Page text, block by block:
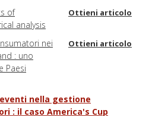
of
analysis
Ottieni articolo
nei
: uno
Paesi
Ottieni articolo
nella gestione
: il caso America's Cup